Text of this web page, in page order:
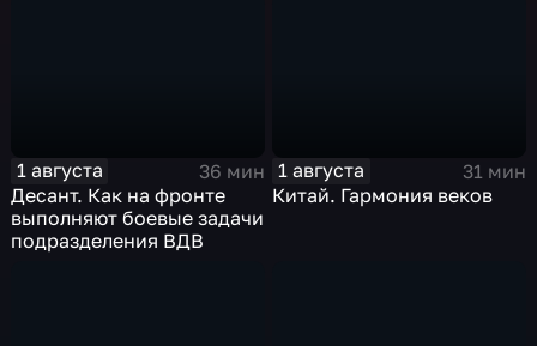
1 августа
36 мин
Десант. Как на фронте
выполняют боевые задачи
подразделения ВДВ
1 августа
31 мин
Китай. Гармония веков